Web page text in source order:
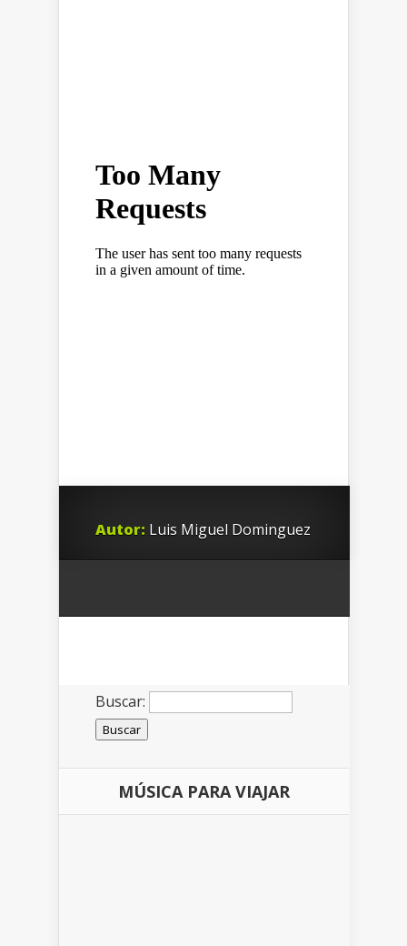
Autor: Luis Miguel Dominguez
Buscar:
MÚSICA PARA VIAJAR